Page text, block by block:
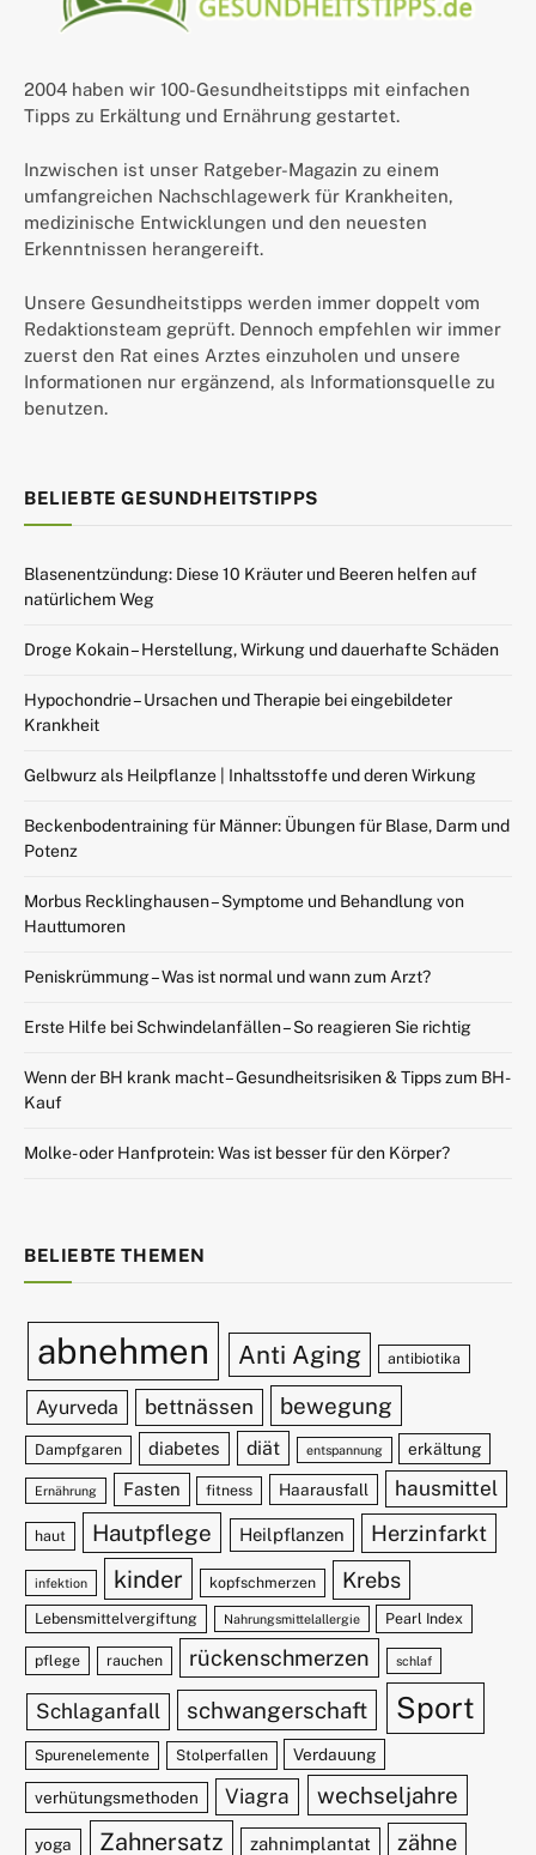
2004 haben wir 100-Gesundheitstipps mit einfachen
Tipps zu Erkältung und Ernährung gestartet.
Inzwischen ist unser Ratgeber-Magazin zu einem
umfangreichen Nachschlagewerk für Krankheiten,
medizinische Entwicklungen und den neuesten
Erkenntnissen herangereift.
Unsere Gesundheitstipps werden immer doppelt vom
Redaktionsteam geprüft. Dennoch empfehlen wir immer
zuerst den Rat eines Arztes einzuholen und unsere
Informationen nur ergänzend, als Informationsquelle zu
benutzen.
BELIEBTE GESUNDHEITSTIPPS
Blasenentzündung: Diese 10 Kräuter und Beeren helfen auf
natürlichem Weg
Droge Kokain – Herstellung, Wirkung und dauerhafte Schäden
Hypochondrie – Ursachen und Therapie bei eingebildeter
Krankheit
Gelbwurz als Heilpflanze | Inhaltsstoffe und deren Wirkung
Beckenbodentraining für Männer: Übungen für Blase, Darm und
Potenz
Morbus Recklinghausen – Symptome und Behandlung von
Hauttumoren
Peniskrümmung – Was ist normal und wann zum Arzt?
Erste Hilfe bei Schwindelanfällen – So reagieren Sie richtig
Wenn der BH krank macht – Gesundheitsrisiken & Tipps zum BH-
Kauf
Molke- oder Hanfprotein: Was ist besser für den Körper?
BELIEBTE THEMEN
abnehmen Anti Aging antibiotika
Ayurveda bettnässen bewegung
Dampfgaren diabetes diät entspannung erkältung
Ernährung Fasten fitness Haarausfall hausmittel
haut Hautpflege Heilpflanzen Herzinfarkt
infektion kinder kopfschmerzen Krebs
Lebensmittelvergiftung Nahrungsmittelallergie Pearl Index
pflege rauchen rückenschmerzen schlaf
Schlaganfall schwangerschaft Sport
Spurenelemente Stolperfallen Verdauung
verhütungsmethoden Viagra wechseljahre
yoga Zahnersatz zahnimplantat zähne